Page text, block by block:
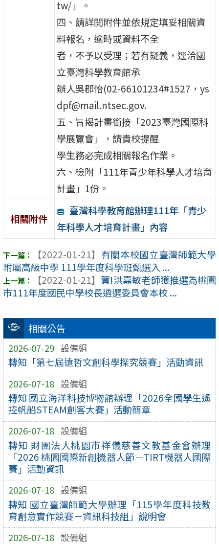
相關公告
2026-07-29 設備組
轉知「第七屆遠哲文創科學探究競賽」活動資訊
2026-07-18 設備組
轉知 國立海洋科技博物館辦理「2026全國學生遙
控帆船STEAM創客大賽」活動簡章
2026-07-18 設備組
轉知 財團法人桃園市祥儀慈善文教基金會辦理
「2026 桃園國際新創機器人節－TIRT機器人國際
賽」活動資訊
2026-07-18 設備組
轉知 國立臺灣師範大學辦理「115學年度科技教
育創意實作競賽－資訊科技組」說明會
2026-07-18 設備組
tw/」。
四、請詳閱附件並依規定填妥相關資
料報名，逾時或資料不全
者，不予以受理；若有疑義，逕洽國
立臺灣科學教育館承
辦人吳郡怡(02-66101234#1527，ys
dpf@mail.ntsec.gov.
五、旨揭計畫銜接「2023臺灣國際科
學展覽會」，請貴校提醒
學生務必完成相關報名作業。
六、檢附「111年青少年科學人才培育
計畫」1份。
相關附件
臺灣科學教育館辦理111年「青少
年科學人才培育計畫」內容
【2022-01-21】 有關本校國立臺灣師範大學
附屬高級中學 111學年度科學班甄選入 ...
【2022-01-21】 賀!洪嘉敏老師獲推選為桃園
市111年度國民中學校長遴選委員會本校 ...